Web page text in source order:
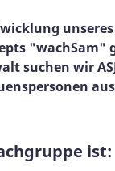
unseres
"wachSam"
suchen wir
ist: